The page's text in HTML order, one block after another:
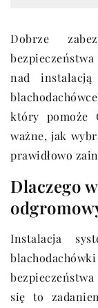
Dobrze
bezpieczeństwa
nad instalacją
który pomoże
ważne, jak
prawidłowo
Dlaczego
Instalacja
się to